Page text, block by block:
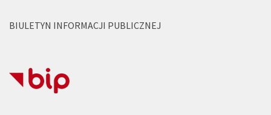
BIULETYN INFORMACJI PUBLICZNEJ